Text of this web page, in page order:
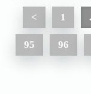
< 1
95 96